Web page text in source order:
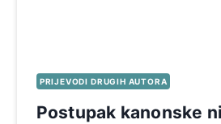
PRIJEVODI DRUGIH AUTORA
Postupak kanonske